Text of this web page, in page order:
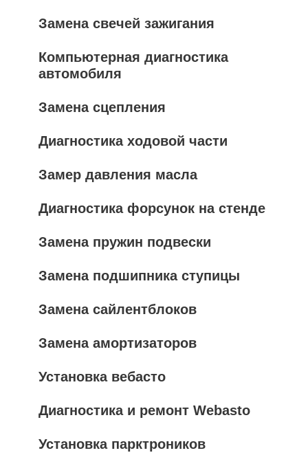
Замена свечей зажигания
Компьютерная диагностика
автомобиля
Замена сцепления
Диагностика ходовой части
Замер давления масла
Диагностика форсунок на стенде
Замена пружин подвески
Замена подшипника ступицы
Замена сайлентблоков
Замена амортизаторов
Установка вебасто
Диагностика и ремонт Webasto
Установка парктроников